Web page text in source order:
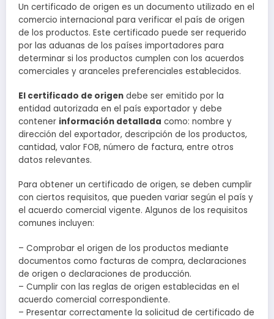
Un certificado de origen es un documento utilizado en el
comercio internacional para verificar el país de origen
de los productos. Este certificado puede ser requerido
por las aduanas de los países importadores para
determinar si los productos cumplen con los acuerdos
comerciales y aranceles preferenciales establecidos.
El certificado de origen debe ser emitido por la
entidad autorizada en el país exportador y debe
contener información detallada como: nombre y
dirección del exportador, descripción de los productos,
cantidad, valor FOB, número de factura, entre otros
datos relevantes.
Para obtener un certificado de origen, se deben cumplir
con ciertos requisitos, que pueden variar según el país y
el acuerdo comercial vigente. Algunos de los requisitos
comunes incluyen:
– Comprobar el origen de los productos mediante
documentos como facturas de compra, declaraciones
de origen o declaraciones de producción.
– Cumplir con las reglas de origen establecidas en el
acuerdo comercial correspondiente.
– Presentar correctamente la solicitud de certificado de